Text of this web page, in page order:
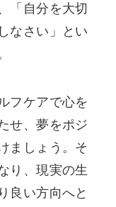
「自分を大切
なさい」とい
フケアで心を
せ、夢をポジ
ましょう。そ
り、現実の生
良い方向へと